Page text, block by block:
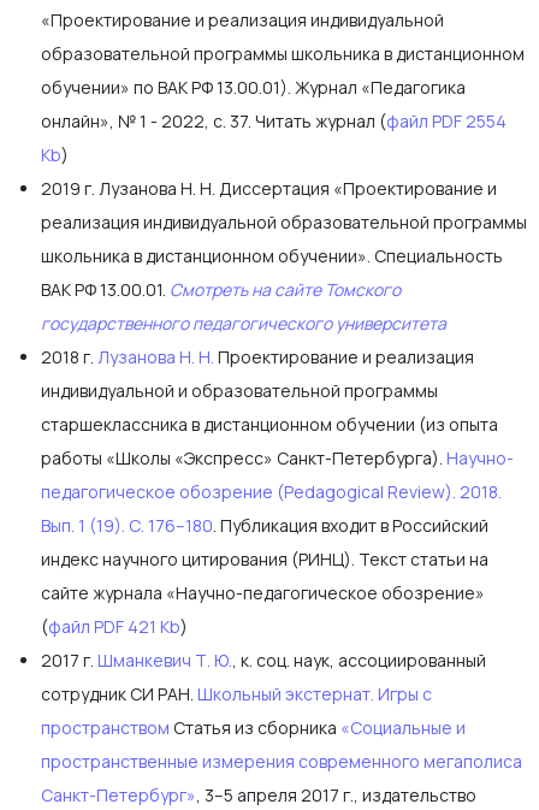
«Проектирование и реализация индивидуальной
образовательной программы школьника в дистанционном
обучении» по ВАК РФ 13.00.01). Журнал «Педагогика
онлайн», № 1 - 2022, с. 37. Читать журнал (файл PDF 2554
Kb)
2019 г. Лузанова Н. Н. Диссертация «Проектирование и
реализация индивидуальной образовательной программы
школьника в дистанционном обучении». Специальность
ВАК РФ 13.00.01. Смотреть на сайте Томского
государственного педагогического университета
2018 г. Лузанова Н. Н. Проектирование и реализация
индивидуальной и образовательной программы
старшеклассника в дистанционном обучении (из опыта
работы «Школы «Экспресс» Санкт-Петербурга). Научно-
педагогическое обозрение (Pedagogical Review). 2018.
Вып. 1 (19). С. 176–180. Публикация входит в Российский
индекс научного цитирования (РИНЦ). Текст статьи на
сайте журнала «Научно-педагогическое обозрение»
(файл PDF 421 Kb)
2017 г. Шманкевич Т. Ю., к. соц. наук, ассоциированный
сотрудник СИ РАН. Школьный экстернат. Игры с
пространством Статья из сборника «Социальные и
пространственные измерения современного мегаполиса
Санкт-Петербург», 3–5 апреля 2017 г., издательство